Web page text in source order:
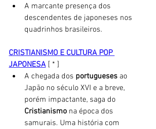
A marcante presença dos
descendentes de japoneses nos
quadrinhos brasileiros.
CRISTIANISMO E CULTURA POP
JAPONESA [ * ]
A chegada dos portugueses ao
Japão no século XVI e a breve,
porém impactante, saga do
Cristianismo na época dos
samurais. Uma história com